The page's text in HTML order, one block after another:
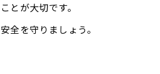
とが大切です。
全を守りましょう。